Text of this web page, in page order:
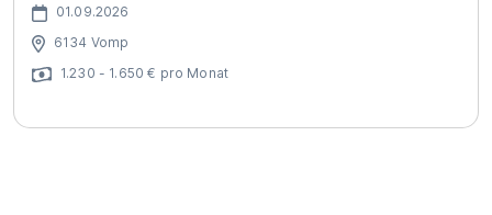
01.09.2026
6134 Vomp
1.230 - 1.650 € pro Monat